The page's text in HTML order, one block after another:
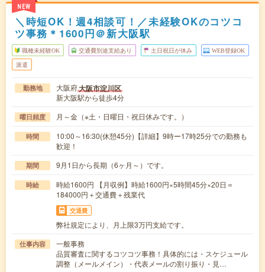
NEW
＼時短OK！週4相談可！／未経験OKのコツコ
ツ事務＊1600円＠新大阪駅
職種未経験OK 交通費別途支給あり 土日祝日が休み WEB登録OK
派遣
勤務地 大阪府大阪市淀川区
新大阪駅から徒歩4分
曜日頻度 月～金（※土・日曜日・祝日休みです。）
時間
10:00～16:30(休憩45分)【詳細】9時ー17時25分での勤務も
歓迎！
期間 9月1日から長期（6ヶ月～）です。
時給
時給1600円 【月収例】時給1600円×5時間45分×20日＝
184000円＋交通費＋残業代
交通費
弊社規定により、月上限3万円支給です。
仕事内容
一般事務
品質審査に関するコツコツ事務！具体的には・スケジュール
調整（メールメイン）・代表メールの割り振り・見…